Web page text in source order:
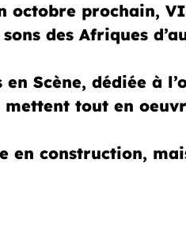
octobre prochain,
des Afriques
en Scène, dédiée à
mettent tout en
en construction,